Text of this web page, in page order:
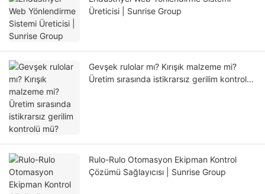
Üreticisi | Sunrise Group
Gevşek rulolar mı? Kırışık malzeme mi?
Üretim sırasında istikrarsız gerilim kontrolü
Rulo-Rulo Otomasyon Ekipman Kontrol
Çözümü Sağlayıcısı | Sunrise Group